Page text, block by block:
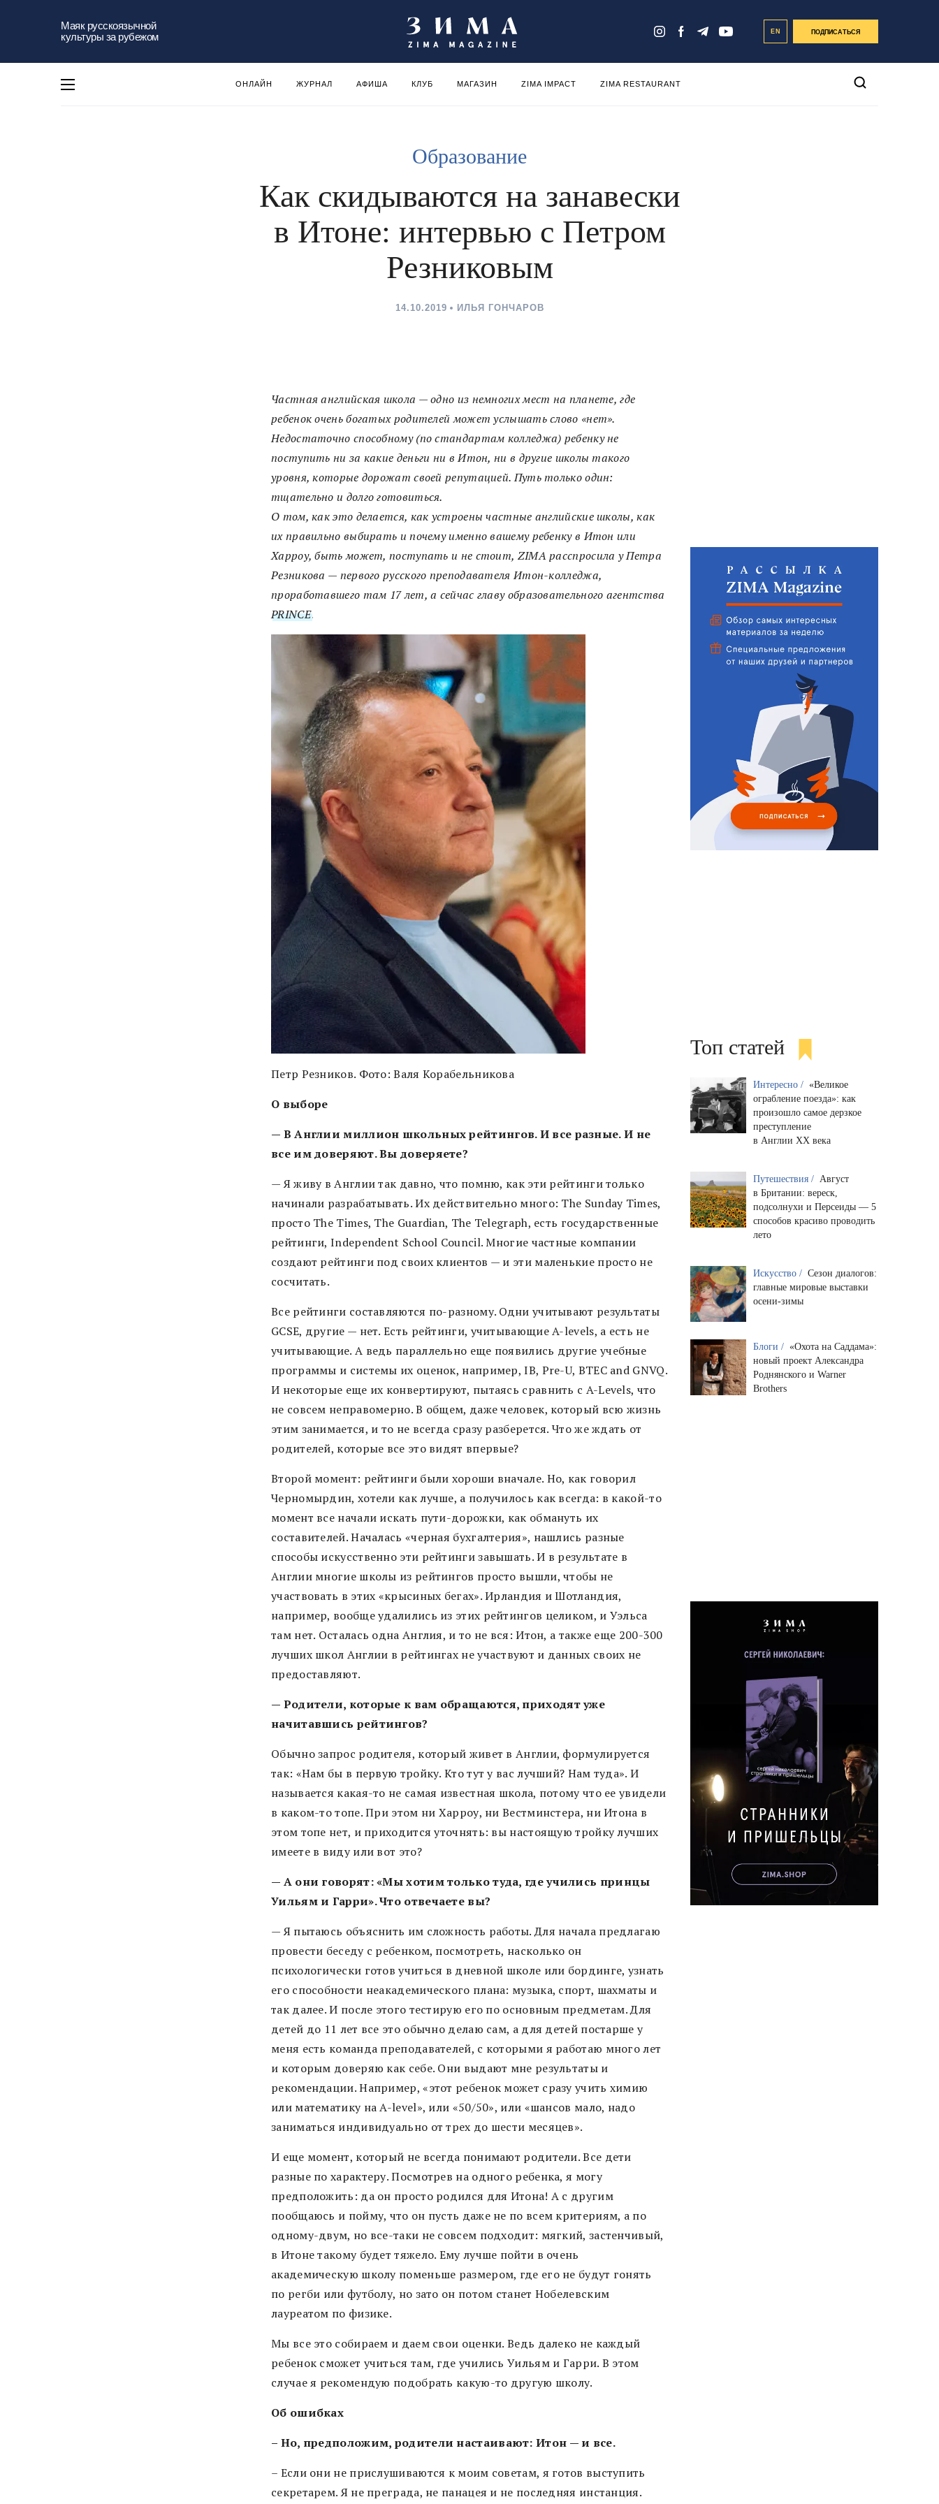
Маяк русскоязычной
культуры за рубежом
EN ПОДПИСАТЬСЯ
ОНЛАЙН ЖУРНАЛ АФИША КЛУБ МАГАЗИН ZIMA IMPACT ZIMA RESTAURANT
Образование
Как скидываются на занавески
в Итоне: интервью с Петром
Резниковым
14.10.2019 ИЛЬЯ ГОНЧАРОВ
Частная английская школа — одно из немногих мест на планете, где
ребенок очень богатых родителей может услышать слово «нет».
Недостаточно способному (по стандартам колледжа) ребенку не
поступить ни за какие деньги ни в Итон, ни в другие школы такого
уровня, которые дорожат своей репутацией. Путь только один:
тщательно и долго готовиться.
О том, как это делается, как устроены частные английские школы, как
их правильно выбирать и почему именно вашему ребенку в Итон или
Харроу, быть может, поступать и не стоит, ZIMA расспросила у Петра
Резникова — первого русского преподавателя Итон-колледжа,
проработавшего там 17 лет, а сейчас главу образовательного агентства
PRINCE.
Петр Резников. Фото: Валя Корабельникова
О выборе
— В Англии миллион школьных рейтингов. И все разные. И не
все им доверяют. Вы доверяете?
— Я живу в Англии так давно, что помню, как эти рейтинги только
начинали разрабатывать. Их действительно много: The Sunday Times,
просто The Times, The Guardian, The Telegraph, есть государственные
рейтинги, Independent School Council. Многие частные компании
создают рейтинги под своих клиентов — и эти маленькие просто не
сосчитать.
Все рейтинги составляются по-разному. Одни учитывают результаты
GCSE, другие — нет. Есть рейтинги, учитывающие A-levels, а есть не
учитывающие. А ведь параллельно еще появились другие учебные
программы и системы их оценок, например, IB, Pre-U, BTEC and GNVQ.
И некоторые еще их конвертируют, пытаясь сравнить с A-Levels, что
не совсем неправомерно. В общем, даже человек, который всю жизнь
этим занимается, и то не всегда сразу разберется. Что же ждать от
родителей, которые все это видят впервые?
Второй момент: рейтинги были хороши вначале. Но, как говорил
Черномырдин, хотели как лучше, а получилось как всегда: в какой-то
момент все начали искать пути-дорожки, как обмануть их
составителей. Началась «черная бухгалтерия», нашлись разные
способы искусственно эти рейтинги завышать. И в результате в
Англии многие школы из рейтингов просто вышли, чтобы не
участвовать в этих «крысиных бегах». Ирландия и Шотландия,
например, вообще удалились из этих рейтингов целиком, и Уэльса
там нет. Осталась одна Англия, и то не вся: Итон, а также еще 200-300
лучших школ Англии в рейтингах не участвуют и данных своих не
предоставляют.
— Родители, которые к вам обращаются, приходят уже
начитавшись рейтингов?
Обычно запрос родителя, который живет в Англии, формулируется
так: «Нам бы в первую тройку. Кто тут у вас лучший? Нам туда». И
называется какая-то не самая известная школа, потому что ее увидели
в каком-то топе. При этом ни Харроу, ни Вестминстера, ни Итона в
этом топе нет, и приходится уточнять: вы настоящую тройку лучших
имеете в виду или вот это?
— А они говорят: «Мы хотим только туда, где учились принцы
Уильям и Гарри». Что отвечаете вы?
— Я пытаюсь объяснить им сложность работы. Для начала предлагаю
провести беседу с ребенком, посмотреть, насколько он
психологически готов учиться в дневной школе или бординге, узнать
его способности неакадемического плана: музыка, спорт, шахматы и
так далее. И после этого тестирую его по основным предметам. Для
детей до 11 лет все это обычно делаю сам, а для детей постарше у
меня есть команда преподавателей, с которыми я работаю много лет
и которым доверяю как себе. Они выдают мне результаты и
рекомендации. Например, «этот ребенок может сразу учить химию
или математику на A-level», или «50/50», или «шансов мало, надо
заниматься индивидуально от трех до шести месяцев».
И еще момент, который не всегда понимают родители. Все дети
разные по характеру. Посмотрев на одного ребенка, я могу
предположить: да он просто родился для Итона! А с другим
пообщаюсь и пойму, что он пусть даже не по всем критериям, а по
одному-двум, но все-таки не совсем подходит: мягкий, застенчивый,
в Итоне такому будет тяжело. Ему лучше пойти в очень
академическую школу поменьше размером, где его не будут гонять
по регби или футболу, но зато он потом станет Нобелевским
лауреатом по физике.
Мы все это собираем и даем свои оценки. Ведь далеко не каждый
ребенок сможет учиться там, где учились Уильям и Гарри. В этом
случае я рекомендую подобрать какую-то другую школу.
Об ошибках
– Но, предположим, родители настаивают: Итон — и все.
– Если они не прислушиваются к моим советам, я готов выступить
секретарем. Я не преграда, не панацея и не последняя инстанция.
Топ статей
Интересно / «Великое
ограбление поезда»: как
произошло самое дерзкое
преступление
в Англии XX века
Путешествия / Август
в Британии: вереск,
подсолнухи и Персеиды — 5
способов красиво проводить
лето
Искусство / Сезон диалогов:
главные мировые выставки
осени-зимы
Блоги / «Охота на Саддама»:
новый проект Александра
Роднянского и Warner
Brothers